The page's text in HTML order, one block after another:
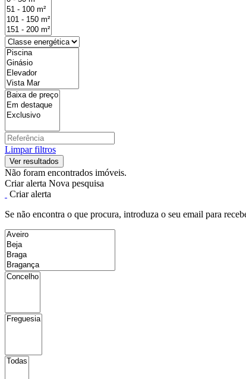
Limpar filtros
Não foram encontrados imóveis.
Criar alerta Nova pesquisa
Criar alerta
Se não encontra o que procura, introduza o seu email para